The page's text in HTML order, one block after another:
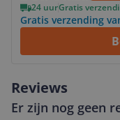
24 uurGratis
Gratis verzending
Reviews
Er zijn nog geen